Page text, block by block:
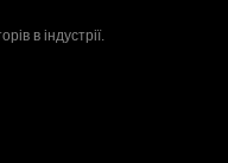
в індустрії.